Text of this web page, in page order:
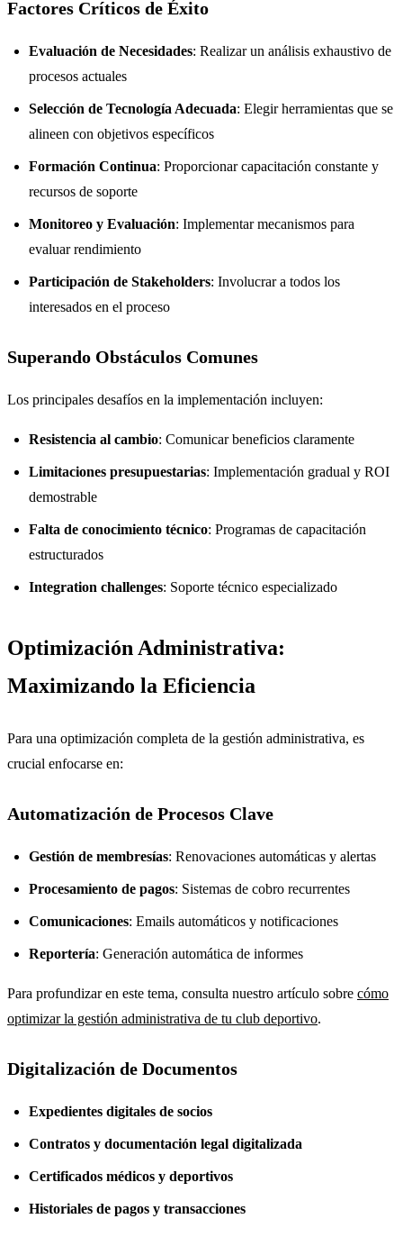
Factores Críticos de Éxito
Evaluación de Necesidades: Realizar un análisis exhaustivo de
procesos actuales
Selección de Tecnología Adecuada: Elegir herramientas que se
alineen con objetivos específicos
Formación Continua: Proporcionar capacitación constante y
recursos de soporte
Monitoreo y Evaluación: Implementar mecanismos para
evaluar rendimiento
Participación de Stakeholders: Involucrar a todos los
interesados en el proceso
Superando Obstáculos Comunes
Los principales desafíos en la implementación incluyen:
Resistencia al cambio: Comunicar beneficios claramente
Limitaciones presupuestarias: Implementación gradual y ROI
demostrable
Falta de conocimiento técnico: Programas de capacitación
estructurados
Integration challenges: Soporte técnico especializado
Optimización Administrativa:
Maximizando la Eficiencia
Para una optimización completa de la gestión administrativa, es
crucial enfocarse en:
Automatización de Procesos Clave
Gestión de membresías: Renovaciones automáticas y alertas
Procesamiento de pagos: Sistemas de cobro recurrentes
Comunicaciones: Emails automáticos y notificaciones
Reportería: Generación automática de informes
Para profundizar en este tema, consulta nuestro artículo sobre cómo
optimizar la gestión administrativa de tu club deportivo.
Digitalización de Documentos
Expedientes digitales de socios
Contratos y documentación legal digitalizada
Certificados médicos y deportivos
Historiales de pagos y transacciones